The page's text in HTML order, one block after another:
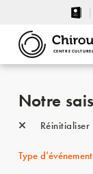
CENTRE CULTUREL
Notre
Type d’événement